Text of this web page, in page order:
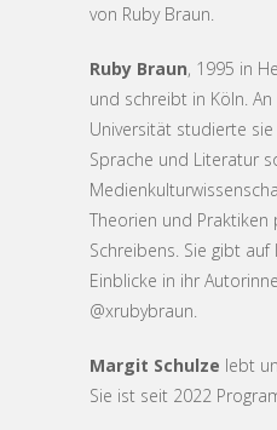
von Ruby Braun.
Ruby Braun, 1995 in
und schreibt in Köln.
Universität studierte
Sprache und Literatur
Theorien und Praktiken
Schreibens. Sie gibt
Einblicke in ihr
@xrubybraun.
Margit Schulze lebt
Sie ist seit 2022